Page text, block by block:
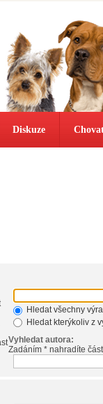
Diskuze
Hledat všechny
Hledat kterýkoliv z
Vyhledat autora:
Zadáním * nahradíte